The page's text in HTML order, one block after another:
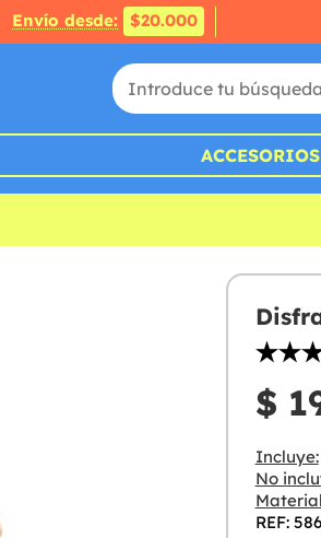
Envío desde: $20.000
ACCESORIOS
$
Incluye:
No
REF: